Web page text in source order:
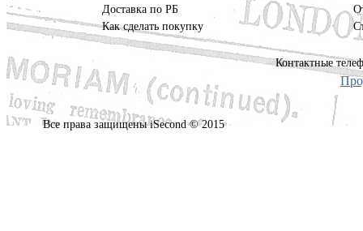
Доставка по РБ
Как сделать покупку
Контактные
Все права защищены iSecond © 2015